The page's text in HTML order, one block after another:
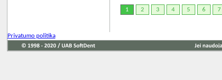
1 2 3 4 5 6 7
Privatumo politika